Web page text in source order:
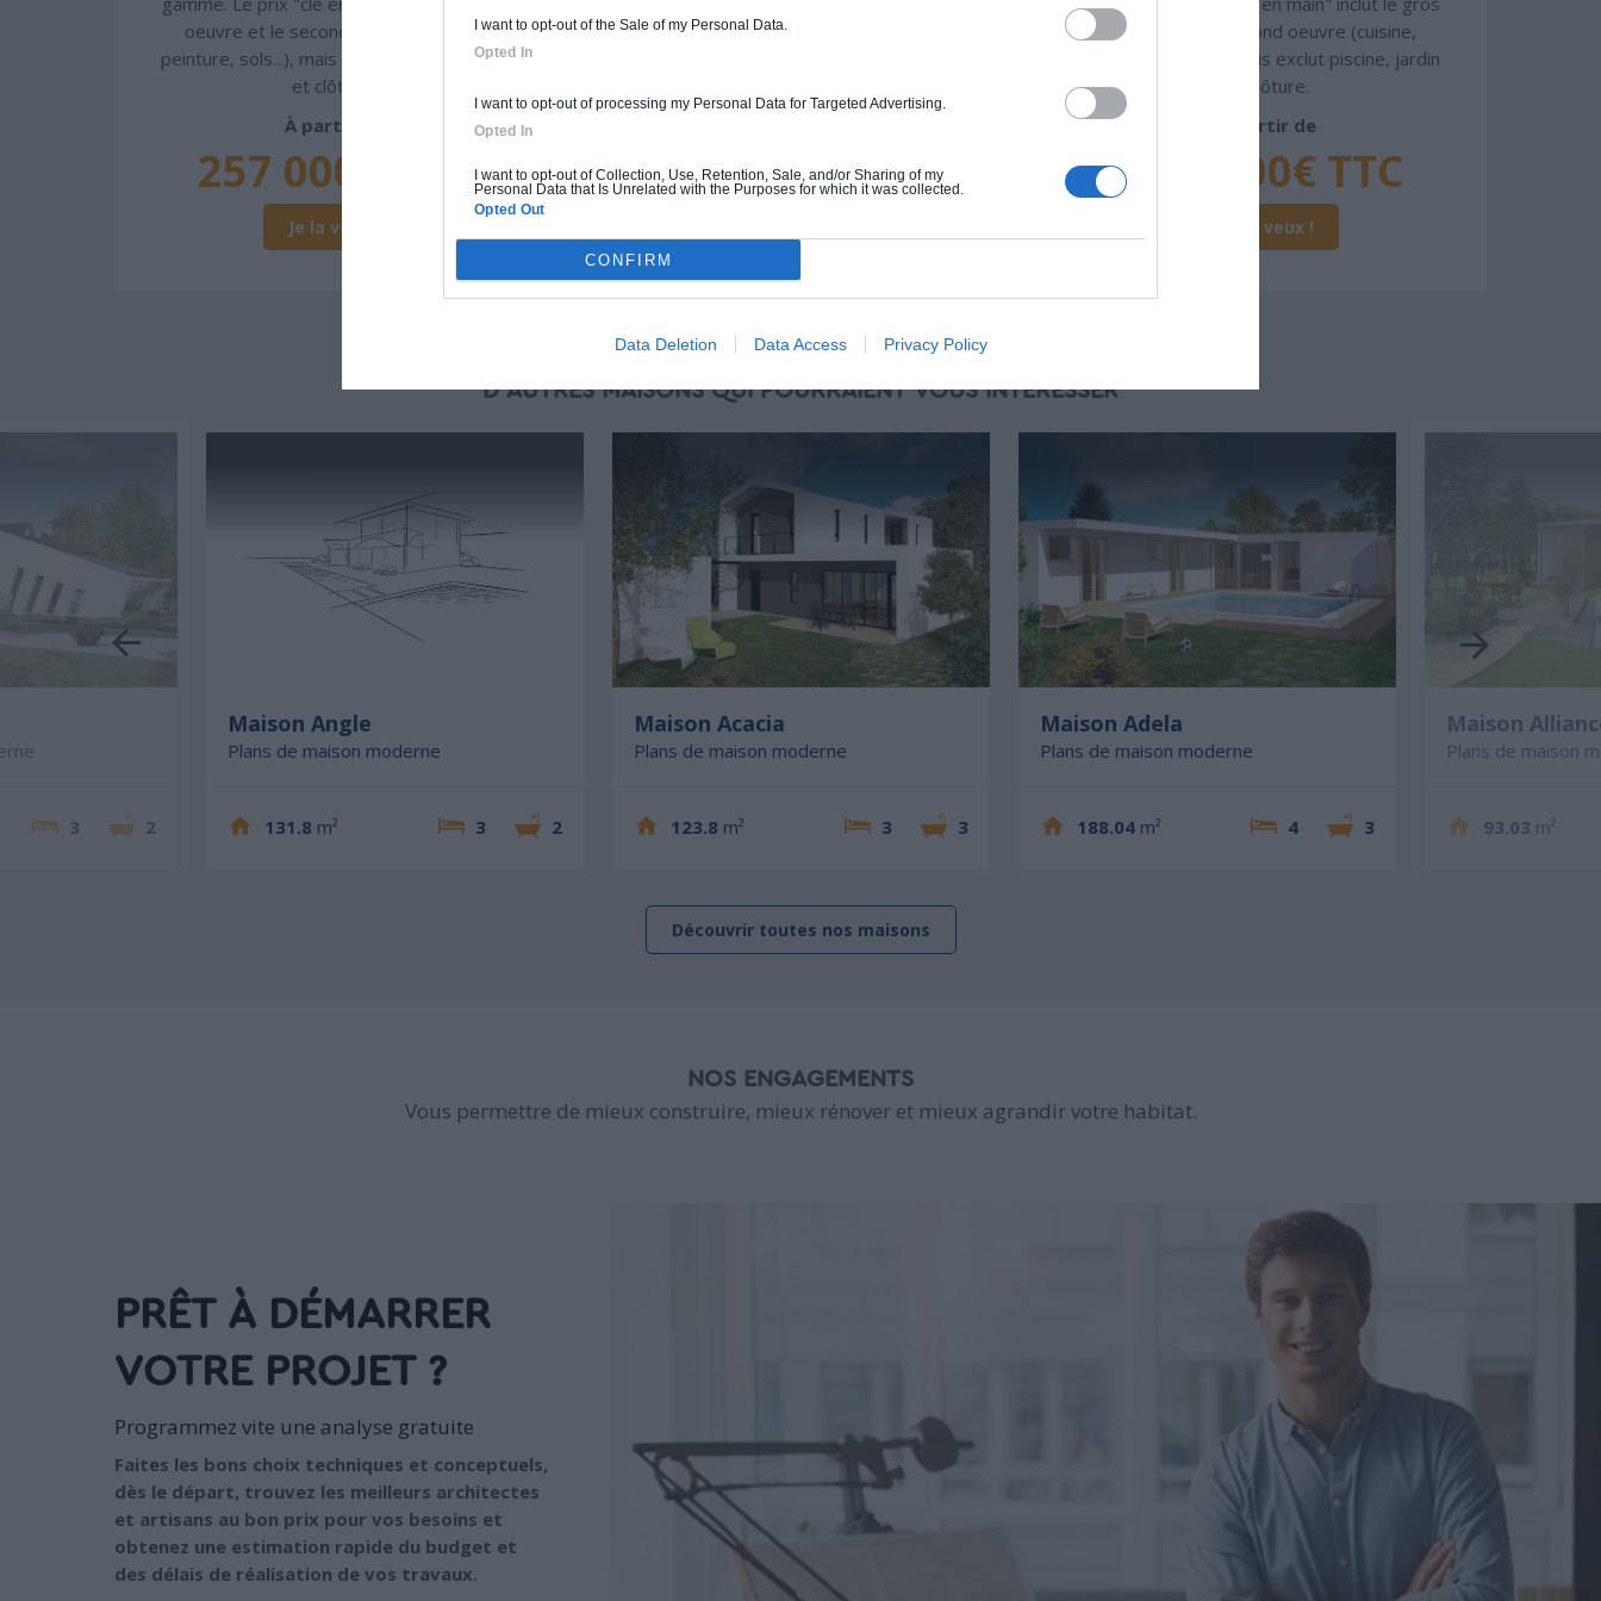
I want to opt-out of the Sale of my Personal Data.
Opted In
I want to opt-out of processing my Personal Data for Targeted Advertising.
Opted In
I want to opt-out of Collection, Use, Retention, Sale, and/or Sharing of my
Personal Data that Is Unrelated with the Purposes for which it was collected.
Opted Out
CONFIRM
Data Deletion Data Access Privacy Policy
oeuvre et le second oeuvre (cuisine,
peinture, sols...), mais exclut piscine, jardin
et clôture.
À partir de
257 000€ TTC
Je la veux !
oeuvre et le second oeuvre (cuisine,
257 000€ TTC
oeuvre et le second oeuvre (cuisine,
peinture, sols...), mais exclut piscine, jardin
et clôture.
À partir de
299 000€ TTC
Je la veux !
D'AUTRES MAISONS QUI POURRAIENT VOUS INTÉRESSER
3 2
Maison Angle
Plans de maison moderne
131.8 m² 3 2
Maison Acacia
Plans de maison moderne
123.8 m² 3 3
Maison Adela
Plans de maison moderne
188.04 m² 4 3
Maison
Plans de maison
93.03 m²
Découvrir toutes nos maisons
NOS ENGAGEMENTS
Vous permettre de mieux construire, mieux rénover et mieux agrandir votre habitat.
PRÊT À DÉMARRER
VOTRE PROJET ?
Programmez vite une analyse gratuite
Faites les bons choix techniques et conceptuels,
dès le départ, trouvez les meilleurs architectes
et artisans au bon prix pour vos besoins et
obtenez une estimation rapide du budget et
des délais de réalisation de vos travaux.